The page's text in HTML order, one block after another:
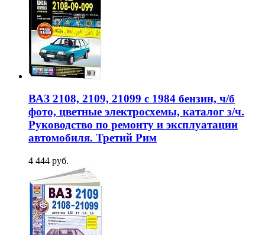
ВАЗ 2108, 2109, 21099 с 1984 бензин, ч/б
фото, цветные электросхемы, каталог з/ч.
Руководство по ремонту и эксплуатации
автомобиля. Третий Рим
4 444 руб.